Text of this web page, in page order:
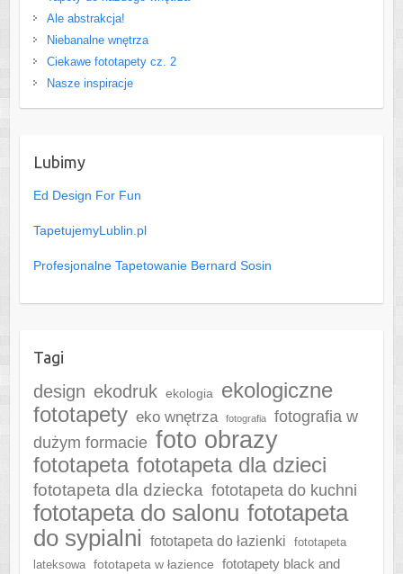
Ale abstrakcja!
Niebanalne wnętrza
Ciekawe fototapety cz. 2
Nasze inspiracje
Lubimy
Ed Design For Fun
TapetujemyLublin.pl
Profesjonalne Tapetowanie Bernard Sosin
Tagi
design ekodruk ekologia
ekologiczne
fototapety eko wnętrza fotografia
fotografia w
dużym formacie foto obrazy
fototapeta fototapeta dla dzieci
fototapeta dla dziecka fototapeta do kuchni
fototapeta do salonu fototapeta
do sypialni
fototapeta do łazienki
fototapeta
lateksowa
fototapeta w łazience
fototapety black and